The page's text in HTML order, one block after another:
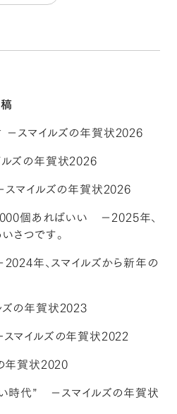
－スマイルズの年賀状2026
ルズの年賀状2026
スマイルズの年賀状2026
個あればいい －2025年、
さつです。
年、スマイルズから新年の
ズの年賀状2023
マイルズの年賀状2022
年賀状2020
時代” －スマイルズの年賀状